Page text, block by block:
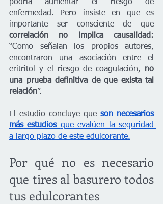
podría aumentar el riesgo de
enfermedad. Pero insiste en que es
correlación no implica causalidad:
“Como señalan los propios autores,
encontraron una asociación entre el
eritritol y el riesgo de coagulación, no
una prueba definitiva de que exista tal
relación”.
El estudio concluye que son necesarios
más estudios que evalúen la seguridad
a largo plazo de este edulcorante.
Por qué no es necesario
que tires al basurero todos
tus edulcorantes